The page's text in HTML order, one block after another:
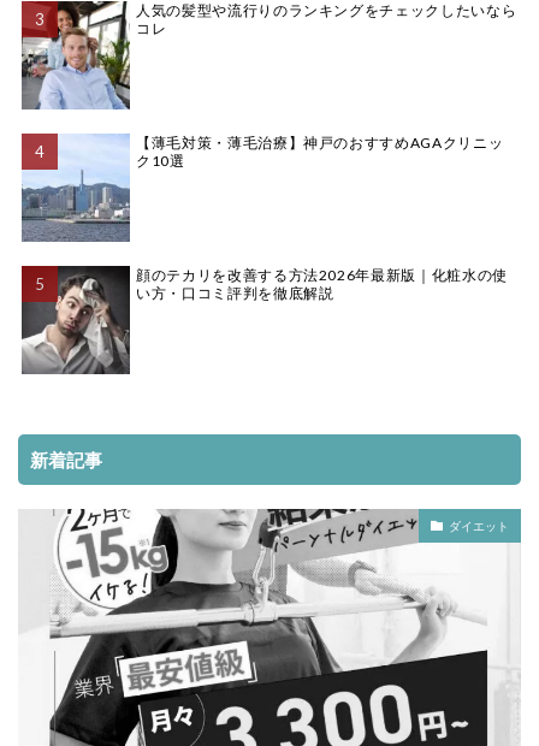
人気の髪型や流行りのランキングをチェックしたいなら
コレ
【薄毛対策・薄毛治療】神戸のおすすめAGAクリニッ
ク10選
顔のテカリを改善する方法2026年最新版｜化粧水の使
い方・口コミ評判を徹底解説
新着記事
ダイエット